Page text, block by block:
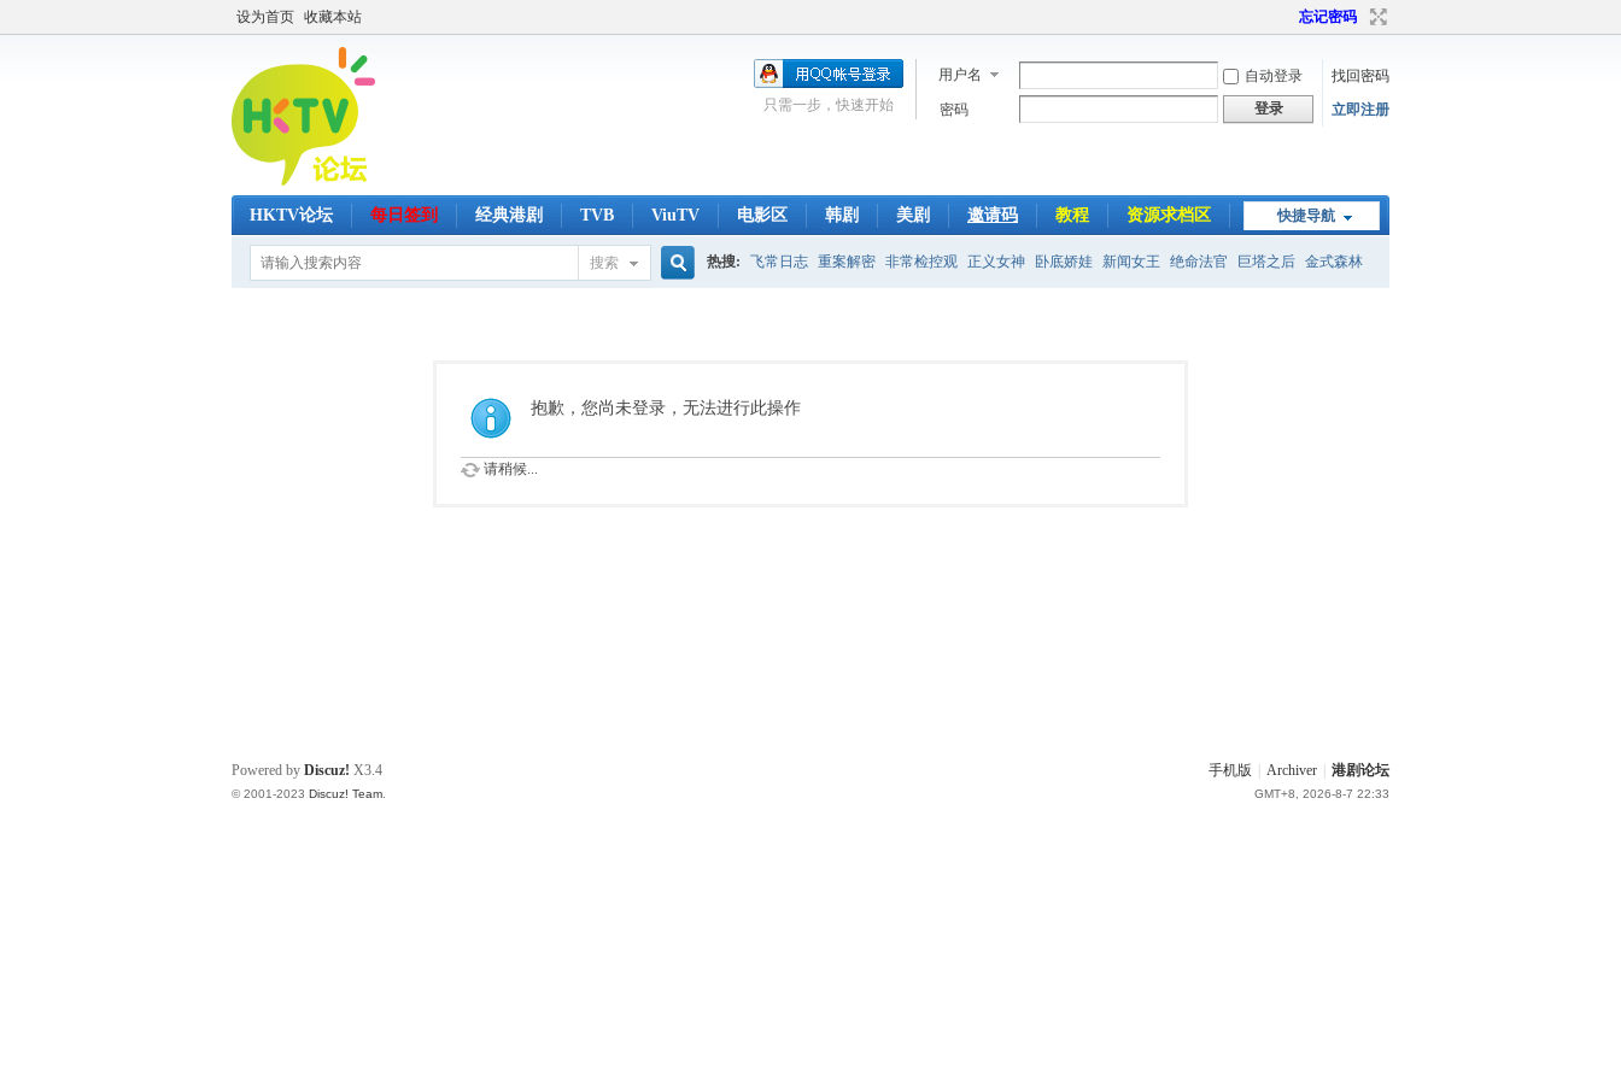
设为首页 收藏本站 忘记密码
用户名 自动登录
找回密码
密码
登录 立即注册
只需一步，快速开始
快捷导航
HKTV论坛 每日签到 经典港剧 TVB ViuTV 电影区 韩剧 美剧 邀请码 教程 资源求档区
搜索
索
热搜: 飞常日志 重案解密 非常检控观 正义女神 卧底娇娃 新闻女王 绝命法官 巨塔之后 金式森林
抱歉，您尚未登录，无法进行此操作
请稍候...
手机版 Archiver 港剧论坛
GMT+8, 2026-8-7 22:33
Powered by Discuz! X3.4
© 2001-2023 Discuz! Team